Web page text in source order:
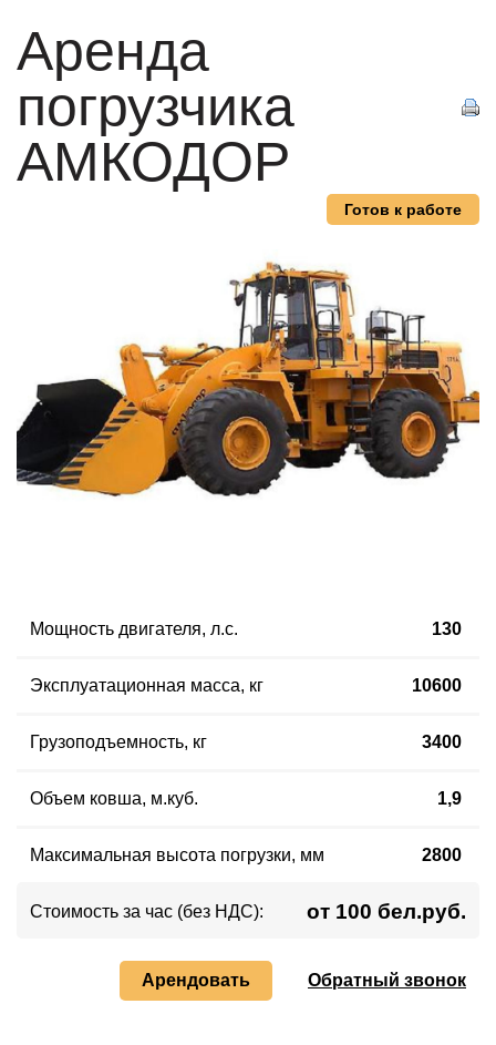
Аренда
погрузчика
АМКОДОР
Готов к работе
Мощность двигателя, л.с. 130
Эксплуатационная масса, кг 10600
Грузоподъемность, кг 3400
Объем ковша, м.куб. 1,9
Максимальная высота погрузки, мм 2800
Стоимость за час (без НДС): от 100 бел.руб.
Арендовать Обратный звонок